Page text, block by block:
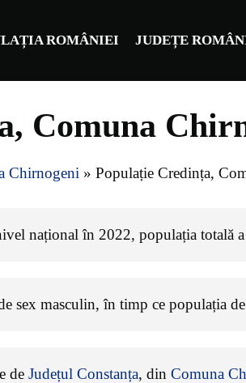
ROMÂNIEI JUDEȚE
Comuna
Chirnogeni » Populație Credința,
național în 2022, populația totală
sex masculin, în timp ce populația
de Județul Constanța, din Comuna